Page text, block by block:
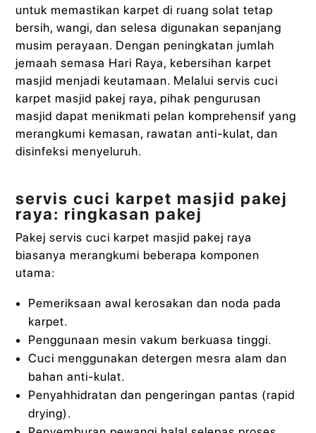
untuk memastikan karpet di ruang solat tetap
bersih, wangi, dan selesa digunakan sepanjang
musim perayaan. Dengan peningkatan jumlah
jemaah semasa Hari Raya, kebersihan karpet
masjid menjadi keutamaan. Melalui servis cuci
karpet masjid pakej raya, pihak pengurusan
masjid dapat menikmati pelan komprehensif yang
merangkumi kemasan, rawatan anti-kulat, dan
disinfeksi menyeluruh.
servis cuci karpet masjid pakej
raya: ringkasan pakej
Pakej servis cuci karpet masjid pakej raya
biasanya merangkumi beberapa komponen
utama:
Pemeriksaan awal kerosakan dan noda pada
karpet.
Penggunaan mesin vakum berkuasa tinggi.
Cuci menggunakan detergen mesra alam dan
bahan anti-kulat.
Penyahhidratan dan pengeringan pantas (rapid
drying).